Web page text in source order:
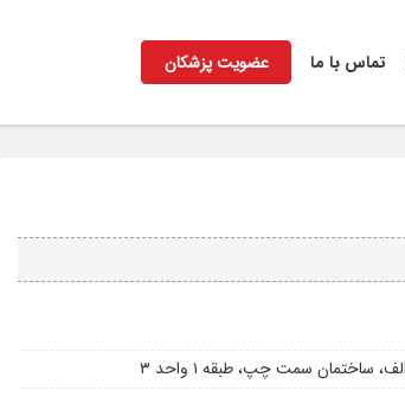
تماس با ما عضویت پزشکان